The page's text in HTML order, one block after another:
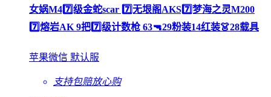
女娲M47️⃣级金蛇scar 7️⃣无垠阁AKS7️⃣梦海之灵M200
7️⃣熔岩AK 9把7️⃣级计数枪 63🔫29粉装14红装👗28载具
苹果微信 默认服
支持包赔放心购